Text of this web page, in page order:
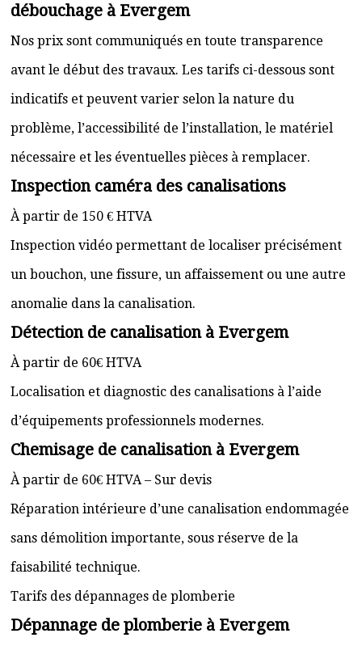
débouchage à Evergem
Nos prix sont communiqués en toute transparence
avant le début des travaux. Les tarifs ci-dessous sont
indicatifs et peuvent varier selon la nature du
problème, l’accessibilité de l’installation, le matériel
nécessaire et les éventuelles pièces à remplacer.
Inspection caméra des canalisations
À partir de 150 € HTVA
Inspection vidéo permettant de localiser précisément
un bouchon, une fissure, un affaissement ou une autre
anomalie dans la canalisation.
Détection de canalisation à Evergem
À partir de 60€ HTVA
Localisation et diagnostic des canalisations à l’aide
d’équipements professionnels modernes.
Chemisage de canalisation à Evergem
À partir de 60€ HTVA – Sur devis
Réparation intérieure d’une canalisation endommagée
sans démolition importante, sous réserve de la
faisabilité technique.
Tarifs des dépannages de plomberie
Dépannage de plomberie à Evergem